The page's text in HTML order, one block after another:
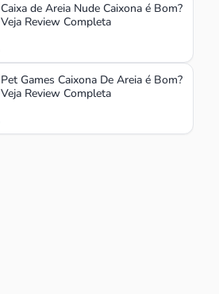
Caixa de Areia Nude Caixona é Bom?
Veja Review Completa
Pet Games Caixona De Areia é Bom?
Veja Review Completa